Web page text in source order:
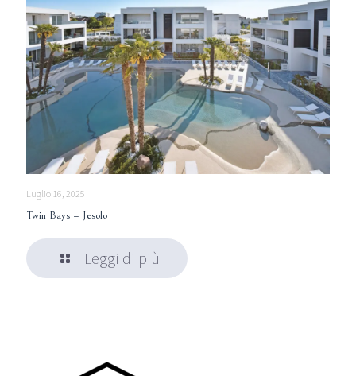
Luglio 16, 2025
Twin Bays – Jesolo
Leggi di più